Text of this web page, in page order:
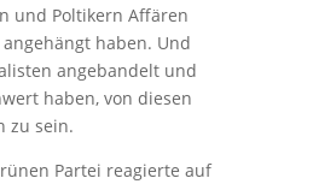
und Poltikern Affären
haben. Und
angebandelt und
haben, von diesen
zu sein.
Partei reagierte auf